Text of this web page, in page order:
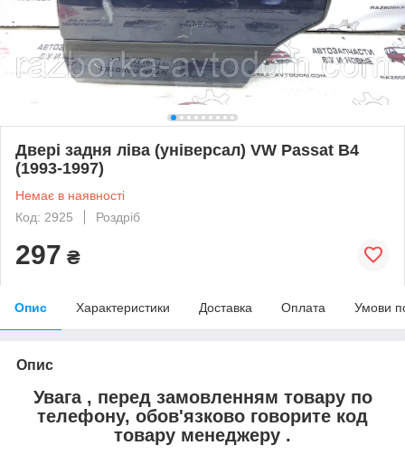
Двері задня ліва (універсал) VW Passat B4
(1993-1997)
Немає в наявності
Код: 2925
Роздріб
297 ₴
Опис Характеристики Доставка Оплата Умови
Опис
Увага , перед замовленням товару по
телефону, обов'язково говорите код
товару менеджеру .